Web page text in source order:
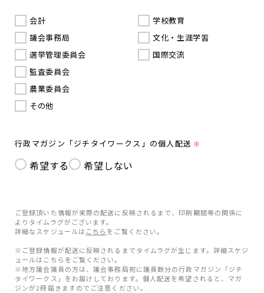
会計
議会事務局
選挙管理委員会
監査委員会
農業委員会
その他
学校教育
文化・生涯学習
国際交流
行政マガジン「ジチタイワークス」の個人配送 ※
希望する 希望しない
ご登録頂いた情報が実際の配送に反映されるまで、印刷期間等の関係に
よりタイムラグがございます。
詳細なスケジュールは こちら をご覧ください。
※ご登録情報が配送に反映されるまでタイムラグが生じます。詳細スケジ
ュールはこちらをご覧ください。
※地方議会議員の方は、議会事務局宛に議員数分の行政マガジン「ジチ
タイワークス」をお届けしております。個人配送を希望されると、マガ
ジンが2冊届きますのでご注意ください。